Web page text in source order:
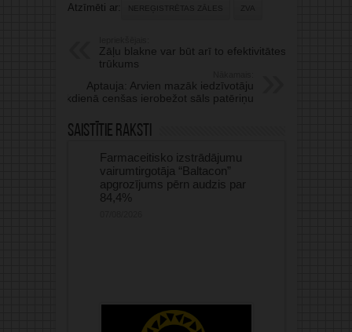
Atzīmēti ar: NEREĢISTRĒTAS ZĀLES ZVA
Zāļu blakne var būt arī to efektivitātes
trūkums
Aptauja: Arvien mazāk iedzīvotāju
ikdienā cenšas ierobežot sāls patēriņu
Saistītie raksti
Farmaceitisko izstrādājumu
vairumtirgotāja “Baltacon”
apgrozījums pērn audzis par
84,4%